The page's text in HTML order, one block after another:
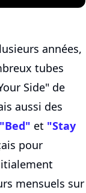
années,
tubes
Side" de
aussi des
"Bed" et "Stay
pour
mensuels sur